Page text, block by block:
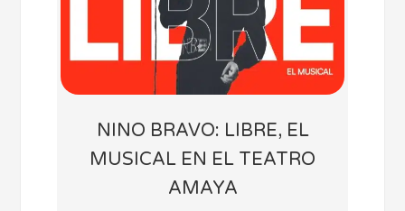
NINO BRAVO: LIBRE, EL
MUSICAL EN EL TEATRO
AMAYA